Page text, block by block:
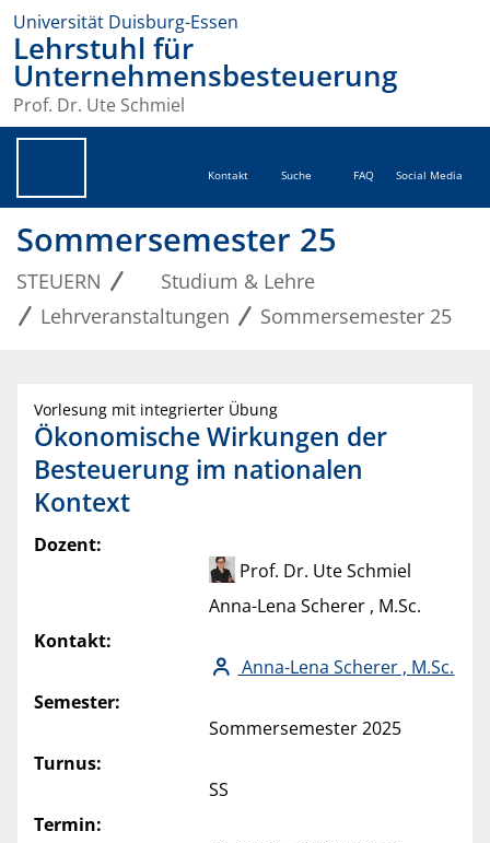
Universität Duisburg-Essen
Lehrstuhl für
Unternehmensbesteuerung
Prof. Dr. Ute Schmiel
Kontakt Suche FAQ Social Media
Sommersemester 25
STEUERN
Studium & Lehre
Lehrveranstaltungen
Sommersemester 25
Vorlesung mit integrierter Übung
Ökonomische Wirkungen der
Besteuerung im nationalen
Kontext
Dozent:
Prof. Dr. Ute Schmiel
Anna-Lena Scherer , M.Sc.
Kontakt:
Anna-Lena Scherer , M.Sc.
Semester:
Sommersemester 2025
Turnus:
SS
Termin: